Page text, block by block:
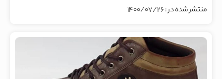
منتشر شده در : 1400/07/26